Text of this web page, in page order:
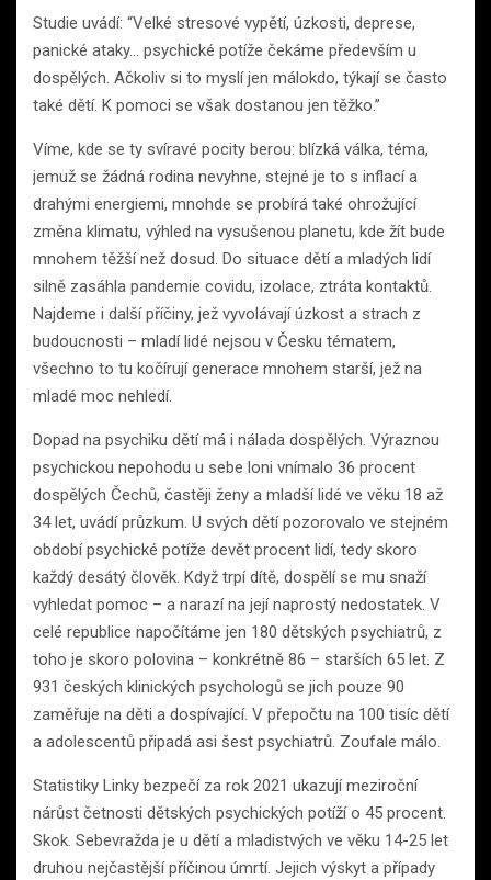
Studie uvádí: “Velké stresové vypětí, úzkosti, deprese,
panické ataky… psychické potíže čekáme především u
dospělých. Ačkoliv si to myslí jen málokdo, týkají se často
také dětí. K pomoci se však dostanou jen těžko.”
Víme, kde se ty svíravé pocity berou: blízká válka, téma,
jemuž se žádná rodina nevyhne, stejné je to s inflací a
drahými energiemi, mnohde se probírá také ohrožující
změna klimatu, výhled na vysušenou planetu, kde žít bude
mnohem těžší než dosud. Do situace dětí a mladých lidí
silně zasáhla pandemie covidu, izolace, ztráta kontaktů.
Najdeme i další příčiny, jež vyvolávají úzkost a strach z
budoucnosti – mladí lidé nejsou v Česku tématem,
všechno to tu kočírují generace mnohem starší, jež na
mladé moc nehledí.
Dopad na psychiku dětí má i nálada dospělých. Výraznou
psychickou nepohodu u sebe loni vnímalo 36 procent
dospělých Čechů, častěji ženy a mladší lidé ve věku 18 až
34 let, uvádí průzkum. U svých dětí pozorovalo ve stejném
období psychické potíže devět procent lidí, tedy skoro
každý desátý člověk. Když trpí dítě, dospělí se mu snaží
vyhledat pomoc – a narazí na její naprostý nedostatek. V
celé republice napočítáme jen 180 dětských psychiatrů, z
toho je skoro polovina – konkrétně 86 – starších 65 let. Z
931 českých klinických psychologů se jich pouze 90
zaměřuje na děti a dospívající. V přepočtu na 100 tisíc dětí
a adolescentů připadá asi šest psychiatrů. Zoufale málo.
Statistiky Linky bezpečí za rok 2021 ukazují meziroční
nárůst četnosti dětských psychických potíží o 45 procent.
Skok. Sebevražda je u dětí a mladistvých ve věku 14-25 let
druhou nejčastější příčinou úmrtí. Jejich výskyt a případy